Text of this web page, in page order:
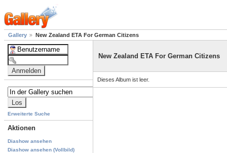
Gallery New Zealand ETA For German Citizens
Erweiterte Suche
Aktionen
Diashow ansehen
Diashow ansehen (Vollbild)
New Zealand ETA For German Citizens
Dieses Album ist leer.